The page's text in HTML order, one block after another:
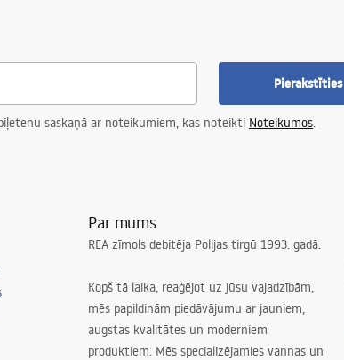
Pierakstīties
saskaņā ar noteikumiem, kas noteikti Noteikumos.
Par mums
REA zīmols debitēja Polijas tirgū 1993. gadā.
Kopš tā laika, reaģējot uz jūsu vajadzībām,
mēs papildinām piedāvājumu ar jauniem,
augstas kvalitātes un moderniem
produktiem. Mēs specializējamies vannas un